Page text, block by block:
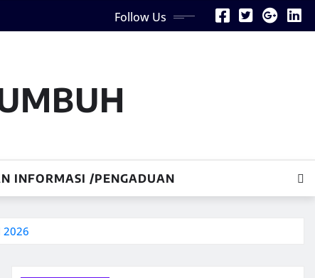
Follow Us
INFORMASI /PENGADUAN
2026